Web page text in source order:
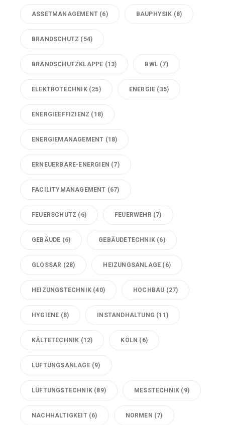
ASSETMANAGEMENT (6) BAUPHYSIK (8)
BRANDSCHUTZ (54)
BRANDSCHUTZKLAPPE (13) BWL (7)
ELEKTROTECHNIK(25) ENERGIE (35)
ENERGIEEFFIZIENZ (18)
ENERGIEMANAGEMENT (18)
ERNEUERBARE-ENERGIEN (7)
FACILITYMANAGEMENT (67)
FEUERSCHUTZ (6) FEUERWEHR (7)
GEBÄUDE (6) GEBÄUDETECHNIK (6)
GLOSSAR (28) HEIZUNGSANLAGE (6)
HEIZUNGSTECHNIK (40) HOCHBAU (27)
HYGIENE (8) INSTANDHALTUNG (11)
KÄLTETECHNIK (12) KÖLN (6)
LÜFTUNGSANLAGE(9)
LÜFTUNGSTECHNIK (89) MESSTECHNIK (9)
NACHHALTIGKEIT(6) NORMEN (7)